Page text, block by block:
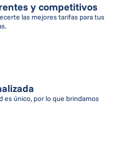
y competitivos
las mejores tarifas para tus
es único, por lo que brindamos